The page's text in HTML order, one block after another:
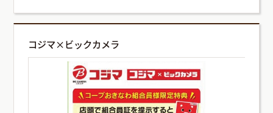
コジマ×ビックカメラ